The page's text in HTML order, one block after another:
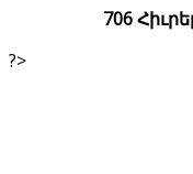
706
?>